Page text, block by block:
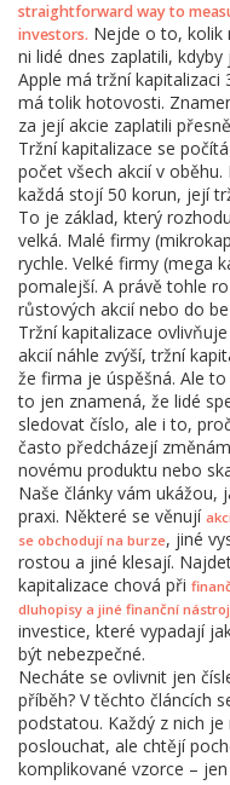
straightforward way to
investors. Nejde o to, kolik
ni lidé dnes zaplatili,
Apple má tržní
má tolik hotovosti.
za její akcie zaplatili
Tržní kapitalizace se
počet všech akcií v
každá stojí 50 korun, její
To je základ, který
velká. Malé firmy
rychle. Velké firmy (mega
pomalejší. A právě tohle
růstových akcií nebo do
Tržní kapitalizace
akcií náhle zvýší, tržní
že firma je úspěšná. Ale
to jen znamená, že lidé
sledovat číslo, ale i to,
často předcházejí
novému produktu nebo
Naše články vám ukážou,
praxi. Některé se věnují
se obchodují na burze, jiné
rostou a jiné klesají.
kapitalizace chová při
dluhopisy a jiné finanční
investice, které vypadají
být nebezpečné.
Necháte se ovlivnit jen
příběh? V těchto článcích
podstatou. Každý z nich
poslouchat, ale chtějí
komplikované vzorce –